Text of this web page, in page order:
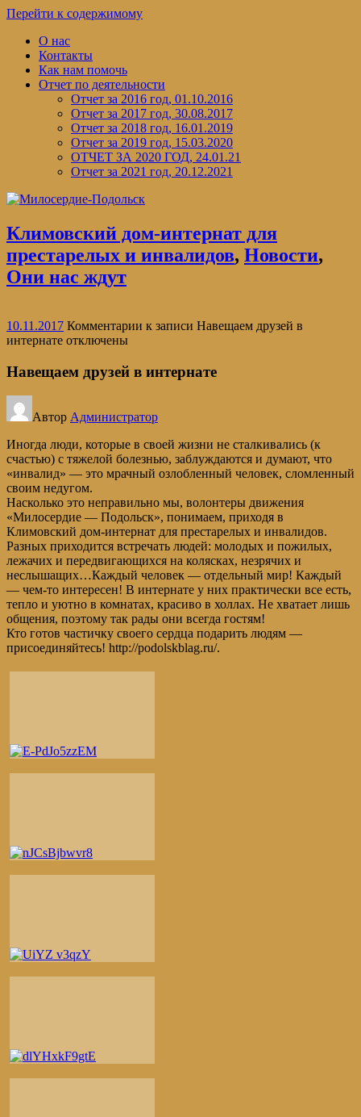
Перейти к содержимому
О нас
Контакты
Как нам помочь
Отчет по деятельности
Отчет за 2016 год, 01.10.2016
Отчет за 2017 год, 30.08.2017
Отчет за 2018 год, 16.01.2019
Отчет за 2019 год, 15.03.2020
ОТЧЕТ ЗА 2020 ГОД, 24.01.21
Отчет за 2021 год, 20.12.2021
Климовский дом-интернат для
престарелых и инвалидов, Новости,
Они нас ждут
10.11.2017 Комментарии к записи Навещаем друзей в
интернате отключены
Навещаем друзей в интернате
Автор Администратор
Иногда люди, которые в своей жизни не сталкивались (к
счастью) с тяжелой болезнью, заблуждаются и думают, что
«инвалид» — это мрачный озлобленный человек, сломленный
своим недугом.
Насколько это неправильно мы, волонтеры движения
«Милосердие — Подольск», понимаем, приходя в
Климовский дом-интернат для престарелых и инвалидов.
Разных приходится встречать людей: молодых и пожилых,
лежачих и передвигающихся на колясках, незрячих и
неслышащих…Каждый человек — отдельный мир! Каждый
— чем-то интересен! В интернате у них практически все есть,
тепло и уютно в комнатах, красиво в холлах. Не хватает лишь
общения, поэтому так рады они всегда гостям!
Кто готов частичку своего сердца подарить людям —
присоединяйтесь! http://podolskblag.ru/.